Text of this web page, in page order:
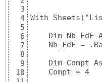
3
4
5
6
7
8
9
10
With
Dim Nb_FdF
Nb_FdF =
Dim Compt
    Compt = 4